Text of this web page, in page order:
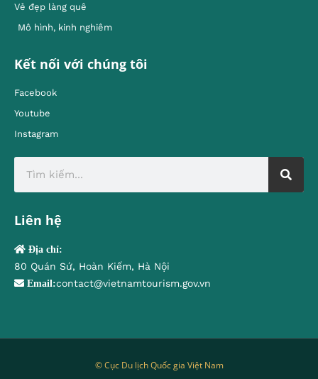
Vẻ đẹp làng quê
Mô hình, kinh nghiêm
Kết nối với chúng tôi
Facebook
Youtube
Instagram
Liên hệ
Địa chỉ:
80 Quán Sứ, Hoàn Kiếm, Hà Nội
Email:contact@vietnamtourism.gov.vn
© Cục Du lịch Quốc gia Việt Nam